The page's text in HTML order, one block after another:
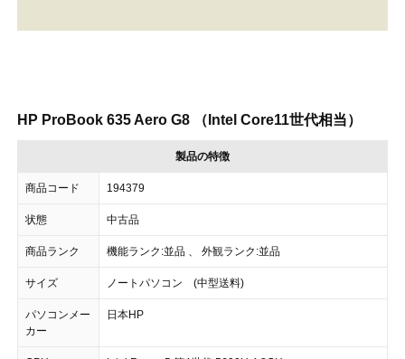
HP ProBook 635 Aero G8 （Intel Core11世代相当）
製品の特徴
商品コード 194379
状態 中古品
商品ランク 機能ランク:並品 、 外観ランク:並品
サイズ ノートパソコン (中型送料)
パソコンメー
カー
日本HP